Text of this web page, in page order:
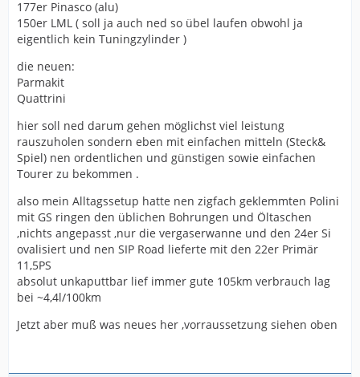
177er Pinasco (alu)
150er LML ( soll ja auch ned so übel laufen obwohl ja
eigentlich kein Tuningzylinder )
die neuen:
Parmakit
Quattrini
hier soll ned darum gehen möglichst viel leistung
rauszuholen sondern eben mit einfachen mitteln (Steck&
Spiel) nen ordentlichen und günstigen sowie einfachen
Tourer zu bekommen .
also mein Alltagssetup hatte nen zigfach geklemmten Polini
mit GS ringen den üblichen Bohrungen und Öltaschen
,nichts angepasst ,nur die vergaserwanne und den 24er Si
ovalisiert und nen SIP Road lieferte mit den 22er Primär
11,5PS
absolut unkaputtbar lief immer gute 105km verbrauch lag
bei ~4,4l/100km
Jetzt aber muß was neues her ,vorraussetzung siehen oben